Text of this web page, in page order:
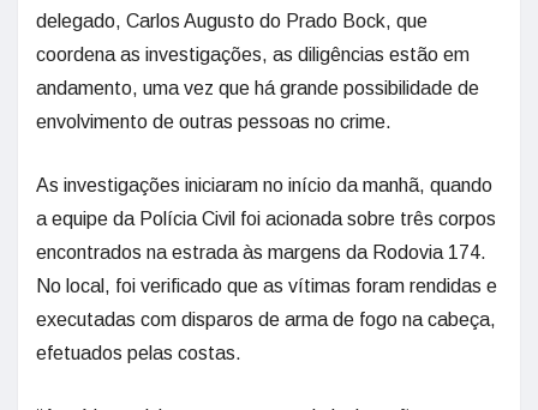
delegado, Carlos Augusto do Prado Bock, que
coordena as investigações, as diligências estão em
andamento, uma vez que há grande possibilidade de
envolvimento de outras pessoas no crime.
As investigações iniciaram no início da manhã, quando
a equipe da Polícia Civil foi acionada sobre três corpos
encontrados na estrada às margens da Rodovia 174.
No local, foi verificado que as vítimas foram rendidas e
executadas com disparos de arma de fogo na cabeça,
efetuados pelas costas.